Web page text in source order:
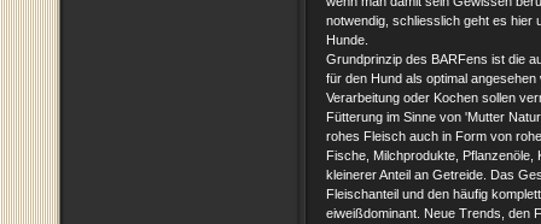
notwendig, schliesslich geht es hier
Hunde.
Grundprinzip des BARFens ist die
für den Hund als optimal
Verarbeitung oder Kochen sollen
Fütterung im Sinne von 'Mutter
rohes Fleisch auch in Form von
Fische, Milchprodukte, Pflanzenöle,
kleinerer Anteil an Getreide. Das
Fleischanteil und den häufig
eiweißdominant. Neue Trends, den